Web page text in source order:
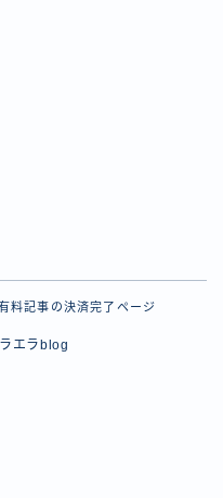
料記事の決済完了ページ
エラblog